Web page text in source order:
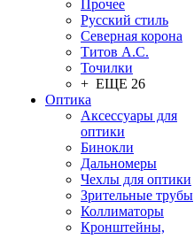
Прочее
Русский стиль
Северная корона
Титов А.С.
Точилки
+ ЕЩЕ 26
Оптика
Аксессуары для
оптики
Бинокли
Дальномеры
Чехлы для оптики
Зрительные трубы
Коллиматоры
Кронштейны,